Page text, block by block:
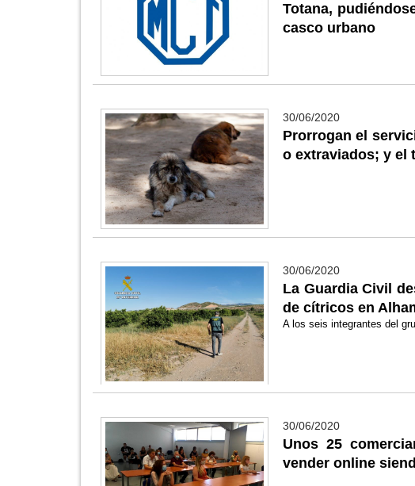
Totana,
casco urbano
30/06/2020
Prorrogan el
o extraviados; y el
30/06/2020
La Guardia Civil
de cítricos en
A los seis integrantes del
30/06/2020
Unos 25
vender online